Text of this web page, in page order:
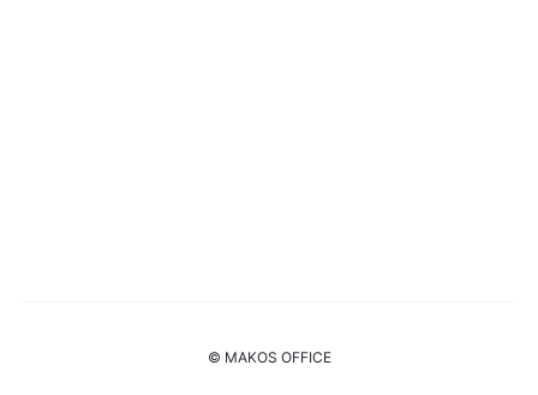
© MAKOS OFFICE